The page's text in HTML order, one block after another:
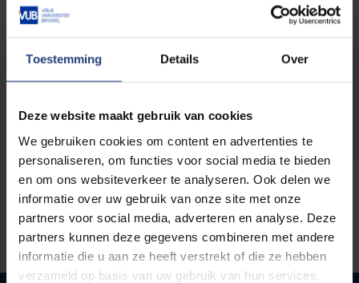
Toestemming Details Over
Deze website maakt gebruik van cookies
We gebruiken cookies om content en advertenties te
personaliseren, om functies voor social media te bieden
en om ons websiteverkeer te analyseren. Ook delen we
informatie over uw gebruik van onze site met onze
partners voor social media, adverteren en analyse. Deze
partners kunnen deze gegevens combineren met andere
informatie die u aan ze heeft verstrekt of die ze hebben
verzameld op basis van uw gebruik van hun services.
De volledige URL van de pagina waar je de fout zag.